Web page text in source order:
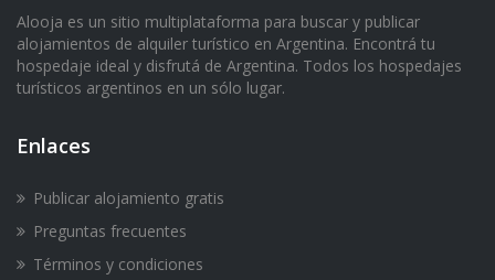
Alooja es un sitio multiplataforma para buscar y publicar
alojamientos de alquiler turístico en Argentina. Encontrá tu
hospedaje ideal y disfrutá de Argentina. Todos los hospedajes
turísticos argentinos en un sólo lugar.
Enlaces
Publicar alojamiento gratis
Preguntas frecuentes
Términos y condiciones